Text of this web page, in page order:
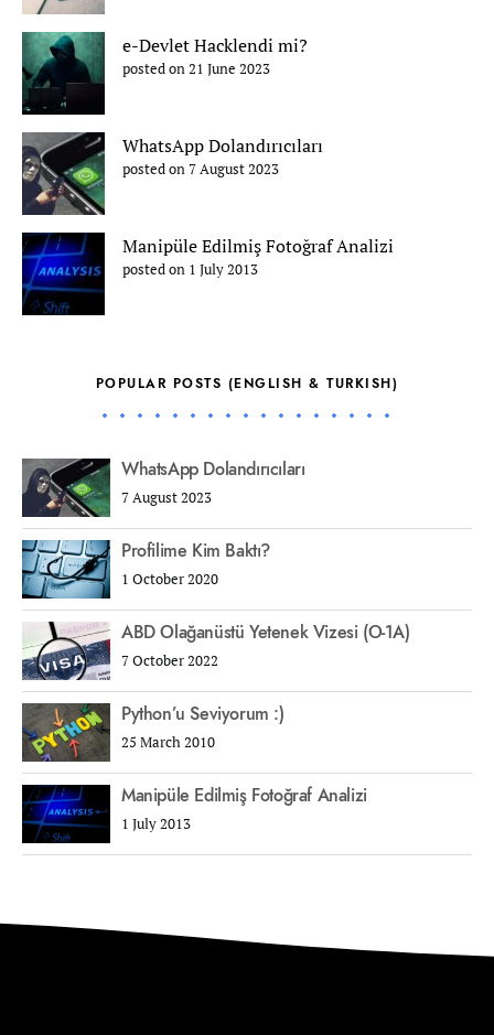
e-Devlet Hacklendi mi?
posted on 21 June 2023
WhatsApp Dolandırıcıları
posted on 7 August 2023
Manipüle Edilmiş Fotoğraf Analizi
posted on 1 July 2013
POPULAR POSTS (ENGLISH & TURKISH)
WhatsApp Dolandırıcıları
7 August 2023
Profilime Kim Baktı?
1 October 2020
ABD Olağanüstü Yetenek Vizesi (O-1A)
7 October 2022
Python’u Seviyorum :)
25 March 2010
Manipüle Edilmiş Fotoğraf Analizi
1 July 2013